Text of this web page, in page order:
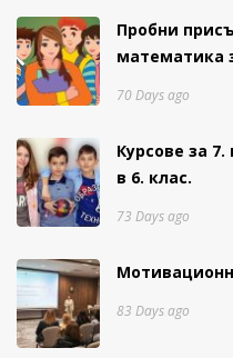
Пробни
математика
70 Days ago
Курсове за
в 6. клас.
73 Days ago
83 Days ago